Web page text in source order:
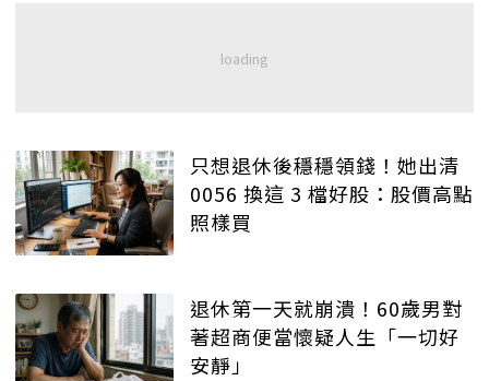
只想退休後穩穩領錢！她出清
0056 換這 3 檔好股：股價高點
照樣買
退休第一天就崩潰！60歲男對
著超商便當懷疑人生「一切好
安靜」